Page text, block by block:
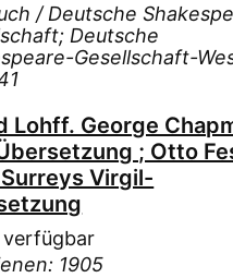
/ Deutsche
Deutsche
Gesellschaft-
Lohff. George
; Otto
Virgil-
verfügbar
1905